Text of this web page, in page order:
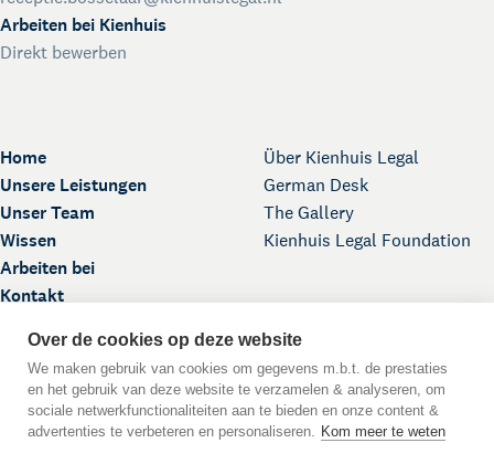
Home
Unsere Leistungen
Unser Team
Wissen
Arbeiten bei
Kontakt
Über Kienhuis Legal
German Desk
The Gallery
Kienhuis Legal Foundation
Arbeiten bei Kienhuis
Direkt bewerben
Over de cookies op deze website
We maken gebruik van cookies om gegevens m.b.t. de prestaties
en het gebruik van deze website te verzamelen & analyseren, om
sociale netwerkfunctionaliteiten aan te bieden en onze content &
advertenties te verbeteren en personaliseren. Kom meer te weten